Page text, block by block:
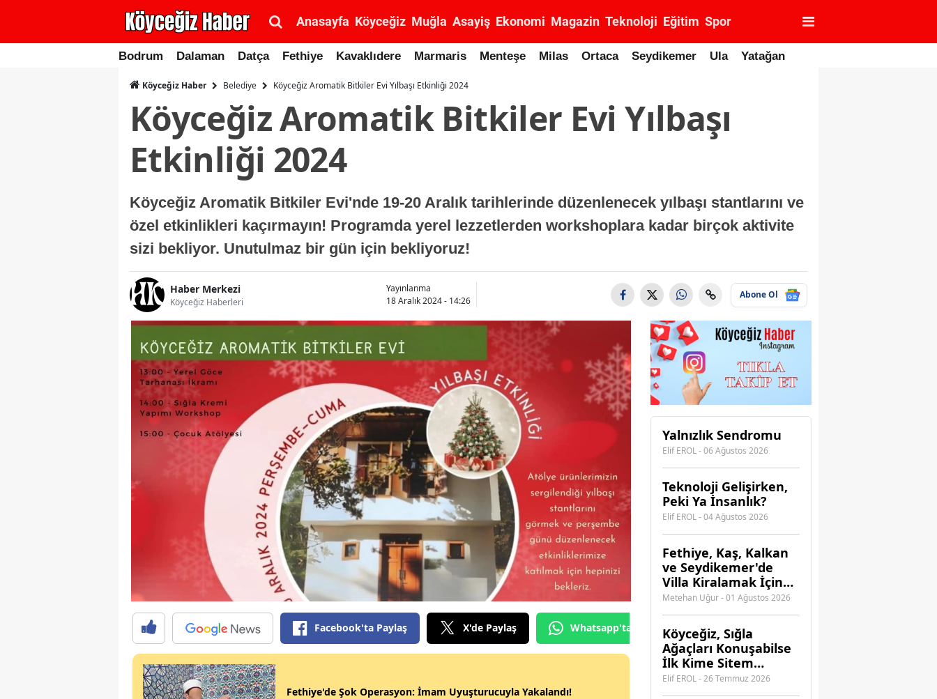
Anasayfa Köyceğiz Muğla Asayiş Ekonomi Magazin Teknoloji Eğitim Spor
Bodrum Dalaman Datça Fethiye Kavaklıdere Marmaris Menteşe Milas Ortaca Seydikemer Ula Yatağan
Köyceğiz Haber Belediye Köyceğiz Aromatik Bitkiler Evi Yılbaşı Etkinliği 2024
Köyceğiz Aromatik Bitkiler Evi Yılbaşı
Etkinliği 2024
Köyceğiz Aromatik Bitkiler Evi'nde 19-20 Aralık tarihlerinde düzenlenecek yılbaşı stantlarını ve
özel etkinlikleri kaçırmayın! Programda yerel lezzetlerden workshoplara kadar birçok aktivite
sizi bekliyor. Unutulmaz bir gün için bekliyoruz!
Haber Merkezi
Köyceğiz Haberleri
Yayınlanma
18 Aralık 2024 - 14:26
Abone Ol
Facebook'ta Paylaş X'de Paylaş Whatsapp'tan Gönder
Fethiye'de Şok Operasyon: İmam Uyuşturucuyla Yakalandı!
Yalnızlık Sendromu
Elif EROL - 06 Ağustos 2026
Teknoloji Gelişirken,
Peki Ya İnsanlık?
Elif EROL - 04 Ağustos 2026
Fethiye, Kaş, Kalkan
ve Seydikemer'de
Villa Kiralamak İçin
Hangi Acenteye
Güvenebilirsiniz?
Metehan Uğur - 01 Ağustos 2026
Köyceğiz, Sığla
Ağaçları Konuşabilse
İlk Kime Sitem
Ederdi?
Elif EROL - 26 Temmuz 2026